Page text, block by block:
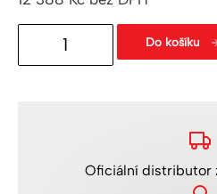
Uzavřený
pistolový
Do košíku
Oficiální distributor